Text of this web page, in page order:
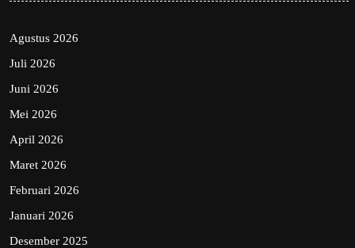
Agustus 2026
Juli 2026
Juni 2026
Mei 2026
April 2026
Maret 2026
Februari 2026
Januari 2026
Desember 2025